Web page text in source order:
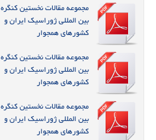
مجموعه مقالات نخستین کنگره
بین المللی ژوراسیک ایران و
کشورهای همجوار
مجموعه مقالات نخستین کنگره
بین المللی ژوراسیک ایران و
کشورهای همجوار
مجموعه مقالات نخستین کنگره
بین المللی ژوراسیک ایران و
کشورهای همجوار